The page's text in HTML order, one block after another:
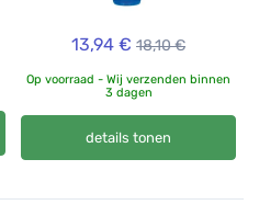
13,94 € 18,10 €
Op voorraad - Wij verzenden binnen
3 dagen
details tonen